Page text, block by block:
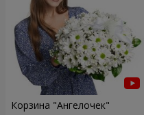
Корзина "Ангелочек"